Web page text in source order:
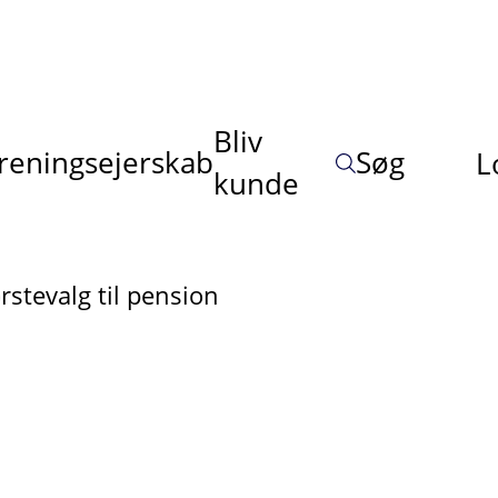
Bliv
kunde
Søg
til pension